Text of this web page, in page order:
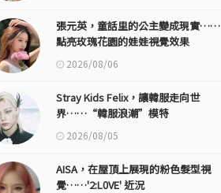
張元英，童話里的公主變成現實……
點亮玫瑰花園的娃娃視覺效果
2026/08/06
Stray Kids Felix，讓韓服走向世
界……“韓服浪潮”模特
2026/08/05
AISA，在屋頂上展現的粉色髮型視
覺……'2:L0VE' 近況